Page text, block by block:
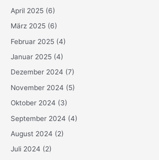
April 2025 (6)
März 2025 (6)
Februar 2025 (4)
Januar 2025 (4)
Dezember 2024 (7)
November 2024 (5)
Oktober 2024 (3)
September 2024 (4)
August 2024 (2)
Juli 2024 (2)